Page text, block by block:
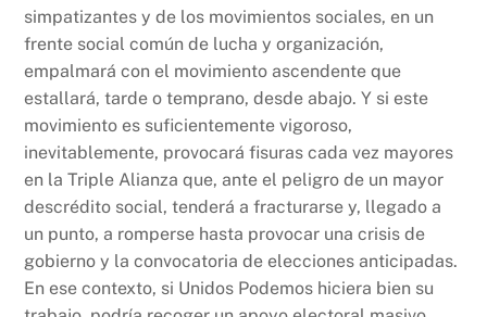
simpatizantes y de los movimientos sociales, en un
frente social común de lucha y organización,
empalmará con el movimiento ascendente que
estallará, tarde o temprano, desde abajo. Y si este
movimiento es suficientemente vigoroso,
inevitablemente, provocará fisuras cada vez mayores
en la Triple Alianza que, ante el peligro de un mayor
descrédito social, tenderá a fracturarse y, llegado a
un punto, a romperse hasta provocar una crisis de
gobierno y la convocatoria de elecciones anticipadas.
En ese contexto, si Unidos Podemos hiciera bien su